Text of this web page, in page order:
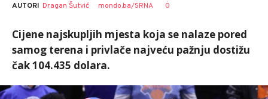
AUTORI Dragan Šutvić mondo.ba/SRNA 0
Cijene najskupljih mjesta koja se nalaze pored
samog terena i privlače najveću pažnju dostižu
čak 104.435 dolara.